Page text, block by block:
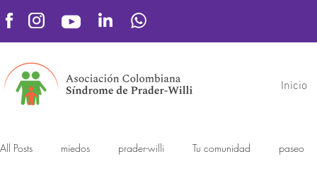
Inicio
All Posts miedos prader-willi Tu comunidad paseo